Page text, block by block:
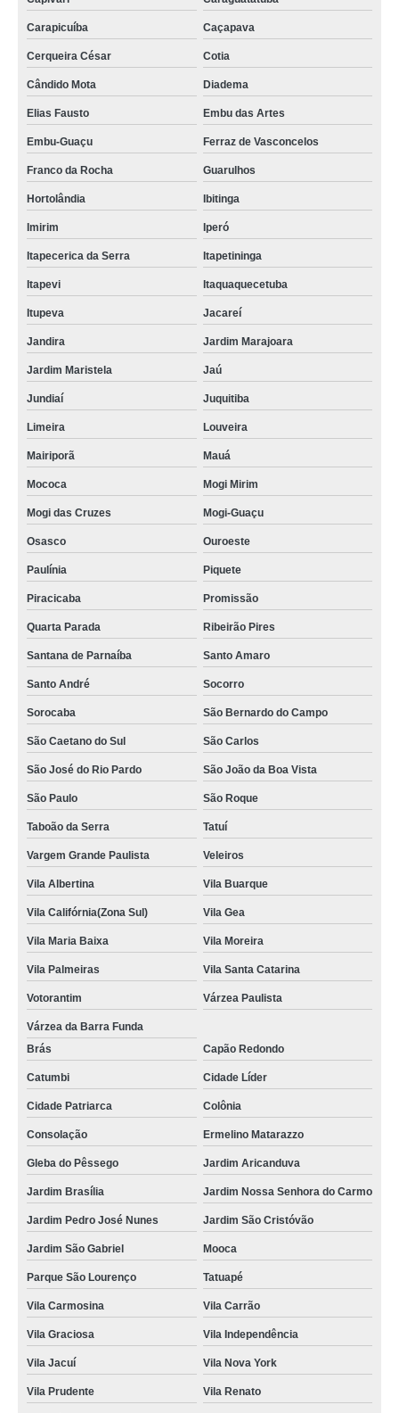
Carapicuíba Caçapava
Cerqueira César Cotia
Cândido Mota Diadema
Elias Fausto Embu das Artes
Embu-Guaçu Ferraz de Vasconcelos
Franco da Rocha Guarulhos
Hortolândia Ibitinga
Imirim Iperó
Itapecerica da Serra Itapetininga
Itapevi Itaquaquecetuba
Itupeva Jacareí
Jandira Jardim Marajoara
Jardim Maristela Jaú
Jundiaí Juquitiba
Limeira Louveira
Mairiporã Mauá
Mococa Mogi Mirim
Mogi das Cruzes Mogi-Guaçu
Osasco Ouroeste
Paulínia Piquete
Piracicaba Promissão
Quarta Parada Ribeirão Pires
Santana de Parnaíba Santo Amaro
Santo André Socorro
Sorocaba São Bernardo do Campo
São Caetano do Sul São Carlos
São José do Rio Pardo São João da Boa Vista
São Paulo São Roque
Taboão da Serra Tatuí
Vargem Grande Paulista Veleiros
Vila Albertina Vila Buarque
Vila Califórnia(Zona Sul) Vila Gea
Vila Maria Baixa Vila Moreira
Vila Palmeiras Vila Santa Catarina
Votorantim Várzea Paulista
Várzea da Barra Funda
Brás
Capão Redondo
Catumbi Cidade Líder
Cidade Patriarca Colônia
Consolação Ermelino Matarazzo
Gleba do Pêssego Jardim Aricanduva
Jardim Brasília Jardim Nossa Senhora do Carmo
Jardim Pedro José Nunes Jardim São Cristóvão
Jardim São Gabriel Mooca
Parque São Lourenço Tatuapé
Vila Carmosina Vila Carrão
Vila Graciosa Vila Independência
Vila Jacuí Vila Nova York
Vila Prudente Vila Renato